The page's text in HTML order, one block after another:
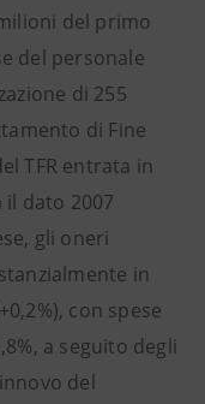
del primo
del personale
di 255
di Fine
TFR entrata in
il dato 2007
gli oneri
in
con spese
a seguito degli
del